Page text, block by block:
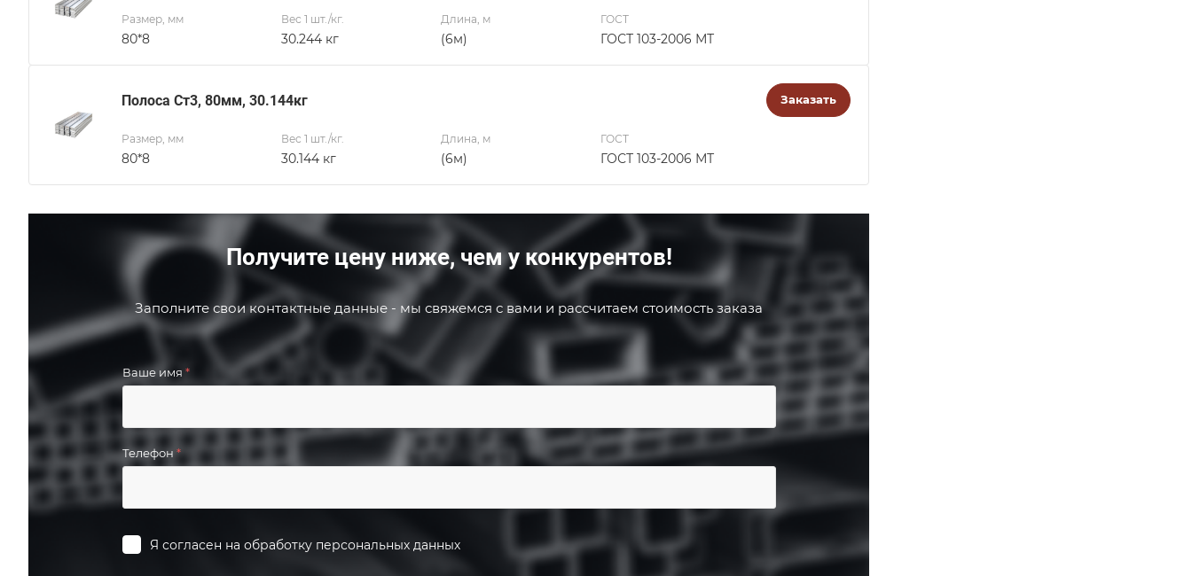
Размер, мм
80*8
Вес 1 шт./кг.
30.244 кг
Длина, м
(6м)
ГОСТ
ГОСТ 103-2006 МТ
Полоса Ст3, 80мм, 30.144кг Заказать
Размер, мм
80*8
Вес 1 шт./кг.
30.144 кг
Длина, м
(6м)
ГОСТ
ГОСТ 103-2006 МТ
Получите цену ниже, чем у конкурентов!
Заполните свои контактные данные - мы свяжемся с вами и рассчитаем стоимость заказа
Ваше имя *
Телефон *
Я согласен на обработку персональных данных